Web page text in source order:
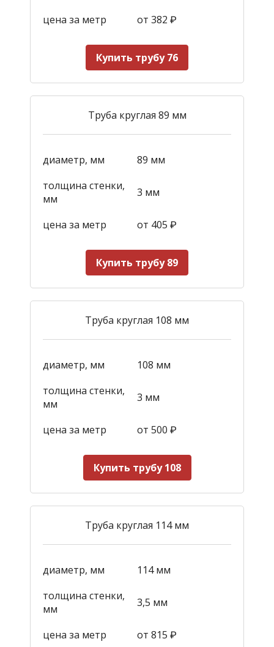
цена за метр
от 382 ₽
Купить трубу 76
Труба круглая 89 мм
диаметр, мм
89 мм
толщина стенки,
мм
3 мм
цена за метр от 405 ₽
Купить трубу 89
Труба круглая 108 мм
диаметр, мм
108 мм
толщина стенки,
мм
3 мм
цена за метр от 500 ₽
Купить трубу 108
Труба круглая 114 мм
диаметр, мм
114 мм
толщина стенки,
мм
3,5 мм
цена за метр от 815 ₽